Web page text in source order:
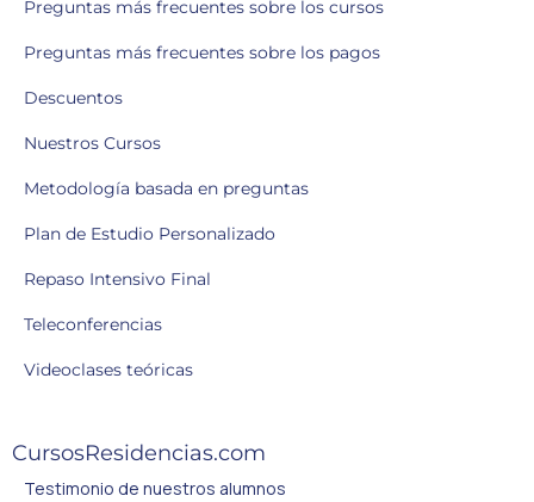
Preguntas más frecuentes sobre los cursos
Preguntas más frecuentes sobre los pagos
Descuentos
Nuestros Cursos
Metodología basada en preguntas
Plan de Estudio Personalizado
Repaso Intensivo Final
Teleconferencias
Videoclases teóricas
CursosResidencias.com
Testimonio de nuestros alumnos